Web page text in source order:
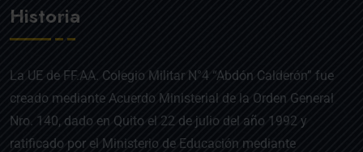
Historia
La UE de FF.AA. Colegio Militar N°4 “Abdón Calderón” fue
creado mediante Acuerdo Ministerial de la Orden General
Nro. 140, dado en Quito el 22 de julio del año 1992 y
ratificado por el Ministerio de Educación mediante